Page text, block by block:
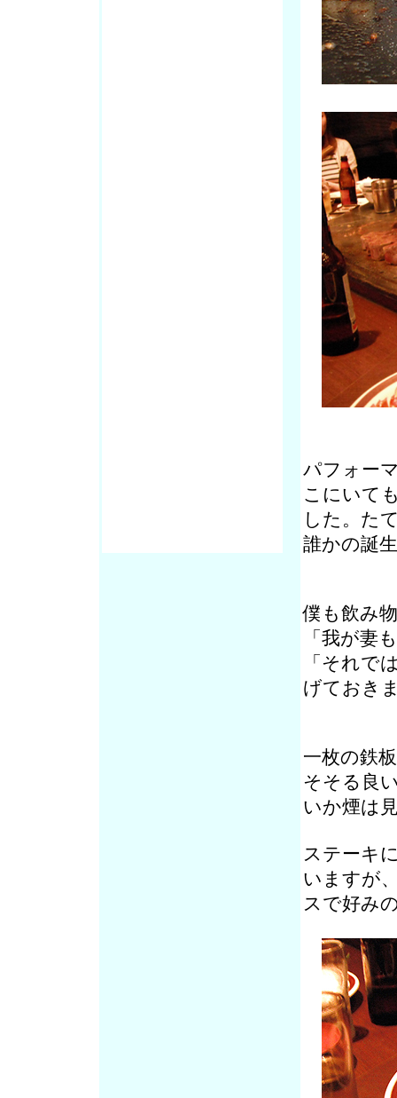
パフォー
こにいて
した。た
誰かの誕
僕も飲み
「我が妻
「それで
げておき
一枚の鉄
そそる良
いか煙は
ステーキ
いますが
スで好み